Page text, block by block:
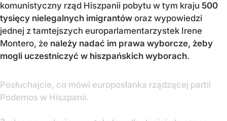
komunistyczny rząd Hiszpanii pobytu w tym kraju 500
tysięcy nielegalnych imigrantów oraz wypowiedzi
jednej z tamtejszych europarlamentarzystek Irene
Montero, że należy nadać im prawa wyborcze, żeby
mogli uczestniczyć w hiszpańskich wyborach.
Posłuchajcie, co mówi europosłanka rządzącej partii
Podemos w Hiszpanii.